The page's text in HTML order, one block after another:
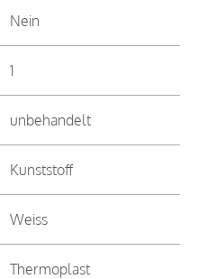
Nein
1
unbehandelt
Kunststoff
Weiss
Thermoplast